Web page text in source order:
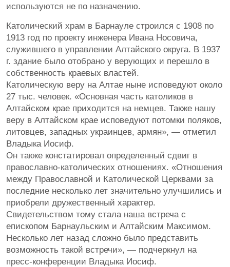
используются не по назначению.
Католический храм в Барнауле строился с 1908 по
1913 год по проекту инженера Ивана Носовича,
служившего в управлении Алтайского округа. В 1937
г. здание было отобрано у верующих и перешло в
собственность краевых властей.
Католическую веру на Алтае ныне исповедуют около
27 тыс. человек. «Основная часть католиков в
Алтайском крае приходится на немцев. Также нашу
веру в Алтайском крае исповедуют потомки поляков,
литовцев, западных украинцев, армян», — отметил
Владыка Иосиф.
Он также констатировал определенный сдвиг в
православно-католических отношениях. «Отношения
между Православной и Католической Церквами за
последние несколько лет значительно улучшились и
приобрели дружественный характер.
Свидетельством тому стала наша встреча с
епископом Барнаульским и Алтайским Максимом.
Несколько лет назад сложно было представить
возможность такой встречи», — подчеркнул на
пресс-конференции Владыка Иосиф.